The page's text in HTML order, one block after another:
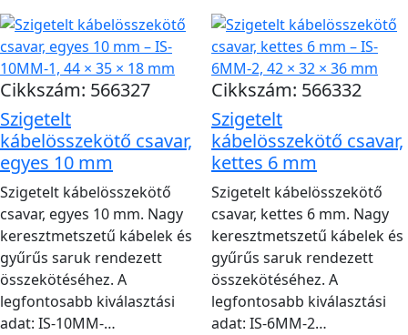
Cikkszám: 566327
Szigetelt
kábelösszekötő csavar,
egyes 10 mm
Szigetelt kábelösszekötő
csavar, egyes 10 mm. Nagy
keresztmetszetű kábelek és
gyűrűs saruk rendezett
összekötéséhez. A
legfontosabb kiválasztási
adat: IS-10MM-…
Cikkszám: 566332
Szigetelt
kábelösszekötő csavar,
kettes 6 mm
Szigetelt kábelösszekötő
csavar, kettes 6 mm. Nagy
keresztmetszetű kábelek és
gyűrűs saruk rendezett
összekötéséhez. A
legfontosabb kiválasztási
adat: IS-6MM-2…